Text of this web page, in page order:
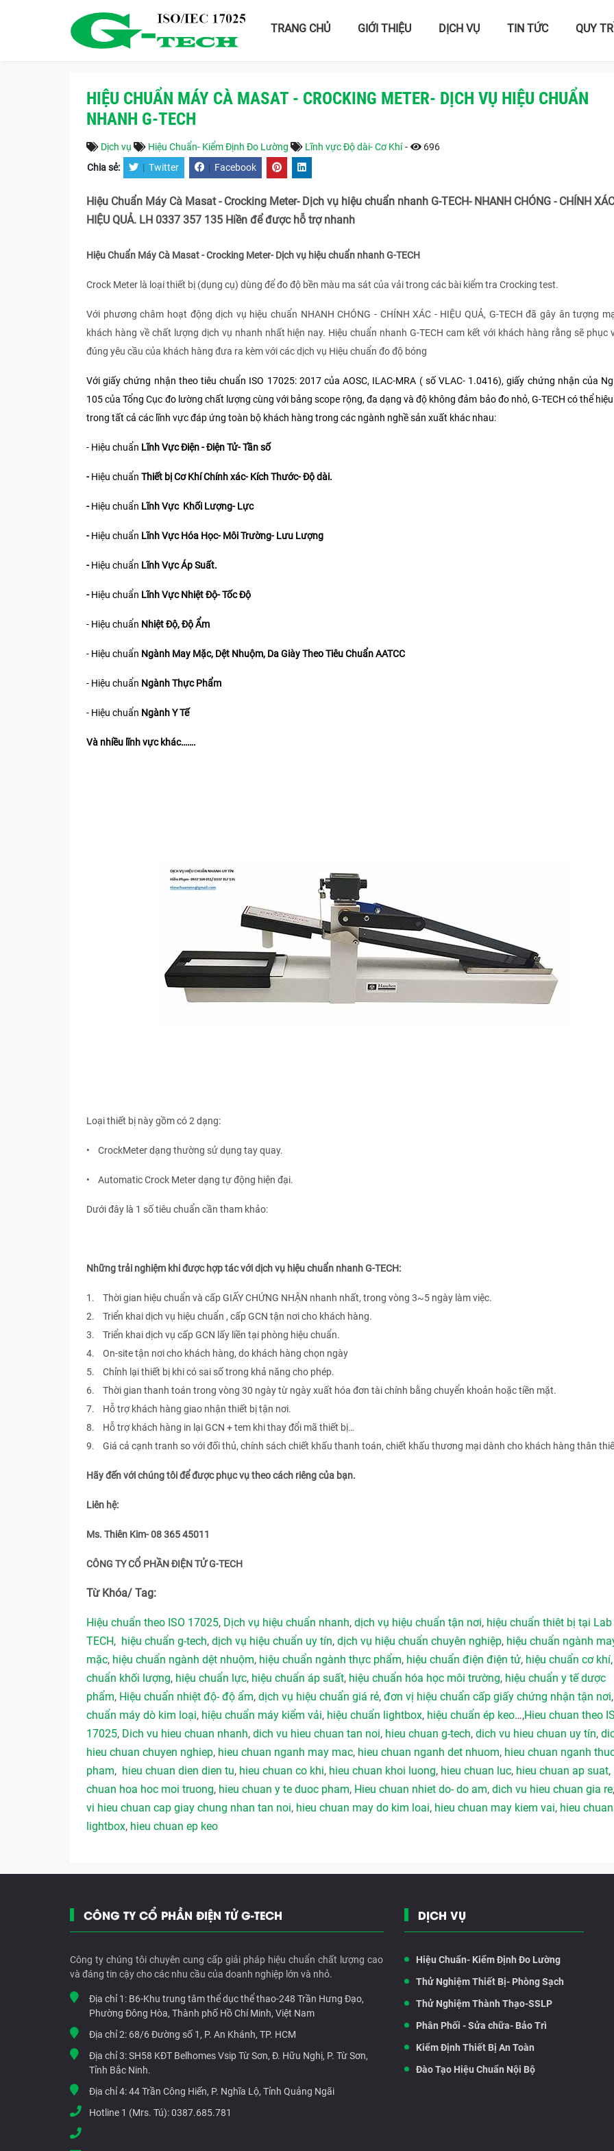
TRANG CHỦ GIỚI THIỆU DỊCH VỤ TIN TỨC QUY
HIỆU CHUẨN MÁY CÀ MASAT - CROCKING METER- DỊCH VỤ HIỆU CHUẨN
NHANH G-TECH
Dịch vụ Hiệu Chuẩn- Kiểm Định Đo Lường Lĩnh vực Độ dài- Cơ Khí - 696
Chia sẻ: | Twitter | Facebook
Hiệu Chuẩn Máy Cà Masat - Crocking Meter- Dịch vụ hiệu chuẩn nhanh G-TECH- NHANH CHÓNG - CHÍNH
HIỆU QUẢ. LH 0337 357 135 Hiền để được hỗ trợ nhanh
Hiệu Chuẩn Máy Cà Masat - Crocking Meter- Dịch vụ hiệu chuẩn nhanh G-TECH
Crock Meter là loại thiết bị (dụng cụ) dùng để đo độ bền màu ma sát của vải trong các bài kiểm tra Crocking test.
Với phương châm hoạt động dịch vụ hiệu chuẩn NHANH CHÓNG - CHÍNH XÁC - HIỆU QUẢ, G-TECH đã gây ân tượng
khách hàng về chất lượng dịch vụ nhanh nhất hiện nay. Hiệu chuẩn nhanh G-TECH cam kết với khách hàng rằng sẽ phục
đúng yêu cầu của khách hàng đưa ra kèm với các dịch vụ Hiệu chuẩn đo độ bóng
Với giấy chứng nhận theo tiêu chuẩn ISO 17025: 2017 của AOSC, ILAC-MRA ( số VLAC- 1.0416), giấy chứng nhận của
105 của Tổng Cục đo lường chất lượng cùng với bảng scope rộng, đa dạng và độ không đảm bảo đo nhỏ, G-TECH có thể
trong tất cả các lĩnh vực đáp ứng toàn bộ khách hàng trong các ngành nghề sản xuất khác nhau:
- Hiệu chuẩn Lĩnh Vực Điện - Điện Tử- Tần số
-Hiệu chuẩn Thiết bị Cơ Khí Chính xác- Kích Thước- Độ dài.
-Hiệu chuẩn Lĩnh Vực Khối Lượng- Lực
-Hiệu chuẩn Lĩnh Vực Hóa Học- Môi Trường- Lưu Lượng
-Hiệu chuẩn Lĩnh Vực Áp Suất.
-Hiệu chuẩn Lĩnh Vực Nhiệt Độ- Tốc Độ
- Hiệu chuẩn Nhiệt Độ, Độ Ẩm
- Hiệu chuẩn Ngành May Mặc, Dệt Nhuộm, Da Giày Theo Tiêu ChuẩnAATCC
- Hiệu chuẩn Ngành Thực Phẩm
- Hiệu chuẩn Ngành Y Tế
Và nhiều lĩnh vực khác…….
Loại thiết bị này gồm có 2 dạng:
• CrockMeter dạng thường sử dụng tay quay.
• Automatic Crock Meter dạng tự động hiện đại.
Dưới đây là 1 số tiêu chuẩn cần tham khảo:
Những trải nghiệm khi được hợp tác với dịch vụ hiệu chuẩn nhanh G-TECH:
1. Thời gian hiệu chuẩn và cấp GIẤY CHỨNG NHẬN nhanh nhất, trong vòng 3~5 ngày làm việc.
2. Triển khai dịch vụ hiệu chuẩn , cấp GCN tận nơi cho khách hàng.
3. Triển khai dịch vụ cấp GCN lấy liền tại phòng hiệu chuẩn.
4. On-site tận nơi cho khách hàng, do khách hàng chọn ngày
5. Chỉnh lại thiết bị khi có sai số trong khả năng cho phép.
6. Thời gian thanh toán trong vòng 30 ngày từ ngày xuất hóa đơn tài chính bằng chuyển khoản hoặc tiền mặt.
7. Hỗ trợ khách hàng giao nhận thiết bị tận nơi.
8. Hỗ trợ khách hàng in lại GCN + tem khi thay đổi mã thiết bị…
9. Giá cả cạnh tranh so với đối thủ, chính sách chiết khấu thanh toán, chiết khấu thương mại dành cho khách hàng thân
Hãy đến với chúng tôi để được phục vụ theo cách riêng của bạn.
Liên hệ:
Ms. Thiên Kim- 08 365 45011
CÔNG TY CỔ PHẦN ĐIỆN TỬ G-TECH
Từ Khóa/ Tag:
Hiệu chuẩn theo ISO 17025, Dịch vụ hiệu chuẩn nhanh, dịch vụ hiệu chuẩn tận nơi, hiệu chuẩn thiêt bị tại Lab
TECH, hiệu chuẩn g-tech, dịch vụ hiệu chuẩn uy tín, dịch vụ hiệu chuẩn chuyên nghiệp, hiệu chuẩn ngành
mặc, hiệu chuẩn ngành dệt nhuộm, hiệu chuẩn ngành thực phẩm, hiệu chuẩn điện điện tử, hiệu chuẩn cơ khí
chuẩn khối lượng, hiệu chuẩn lực, hiệu chuẩn áp suất, hiệu chuẩn hóa học môi trường, hiệu chuẩn y tế dược
phẩm, Hiệu chuẩn nhiệt độ- độ ẩm, dịch vụ hiệu chuẩn giá rẻ, đơn vị hiệu chuẩn cấp giấy chứng nhận tận nơi
chuẩn máy dò kim loại, hiệu chuẩn máy kiểm vải, hiệu chuẩn lightbox, hiệu chuẩn ép keo…,Hieu chuan theo
17025, Dich vu hieu chuan nhanh, dich vu hieu chuan tan noi, hieu chuan g-tech, dich vu hieu chuan uy tín,
hieu chuan chuyen nghiep, hieu chuan nganh may mac, hieu chuan nganh det nhuom, hieu chuan nganh
pham, hieu chuan dien dien tu, hieu chuan co khi, hieu chuan khoi luong, hieu chuan luc, hieu chuan ap suat,
chuan hoa hoc moi truong, hieu chuan y te duoc pham, Hieu chuan nhiet do- do am, dich vu hieu chuan gia re
vi hieu chuan cap giay chung nhan tan noi, hieu chuan may do kim loai, hieu chuan may kiem vai, hieu chuan
lightbox, hieu chuan ep keo
CÔNG TY CỔ PHẦN ĐIỆN TỬ G-TECH
Công ty chúng tôi chuyên cung cấp giải pháp hiệu chuẩn chất lượng cao
và đáng tin cậy cho các nhu cầu của doanh nghiệp lớn và nhỏ.
Địa chỉ 1: B6-Khu trung tâm thể dục thể thao-248 Trần Hưng Đạo,
Phường Đông Hòa, Thành phố Hồ Chí Minh, Việt Nam
Địa chỉ 2: 68/6 Đường số 1, P. An Khánh, TP. HCM
Địa chỉ 3:SH58 KĐT Belhomes Vsip Từ Sơn, Đ. Hữu Nghị, P. Từ Sơn,
Tỉnh Bắc Ninh.
Địa chỉ 4:44 Trần Công Hiến, P. Nghĩa Lộ, Tỉnh Quảng Ngãi
Hotline 1 (Mrs. Tú):0387.685.781
DỊCH VỤ
Hiệu Chuẩn- Kiểm Định Đo Lường
Thử Nghiệm Thiết Bị- Phòng Sạch
Thử Nghiệm Thành Thạo-SSLP
Phân Phối - Sửa chữa- Bảo Trì
Kiểm Định Thiết Bị An Toàn
Đào Tạo Hiệu Chuẩn Nội Bộ